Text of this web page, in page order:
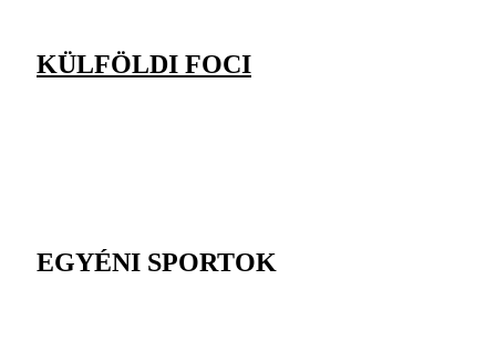
KÜLFÖLDI FOCI
EGYÉNI SPORTOK